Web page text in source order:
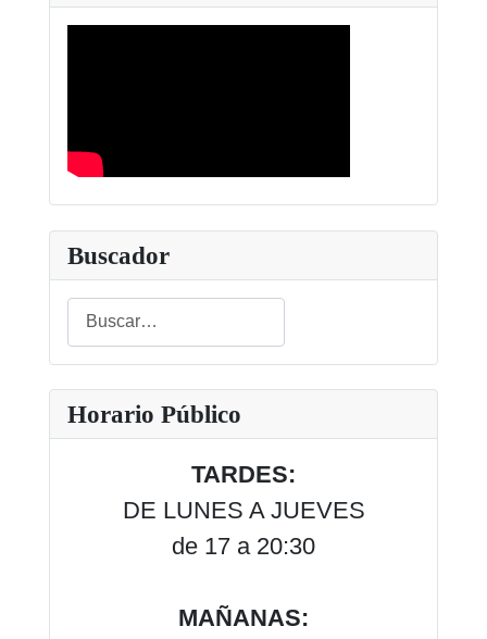
Buscador
Buscar
Type 2 or more characters for results.
Horario Público
TARDES:
DE LUNES A JUEVES
de 17 a 20:30
MAÑANAS: